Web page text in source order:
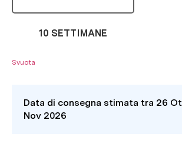
10 SETTIMANE
Svuota
Data di consegna stimata tra 26
Nov 2026